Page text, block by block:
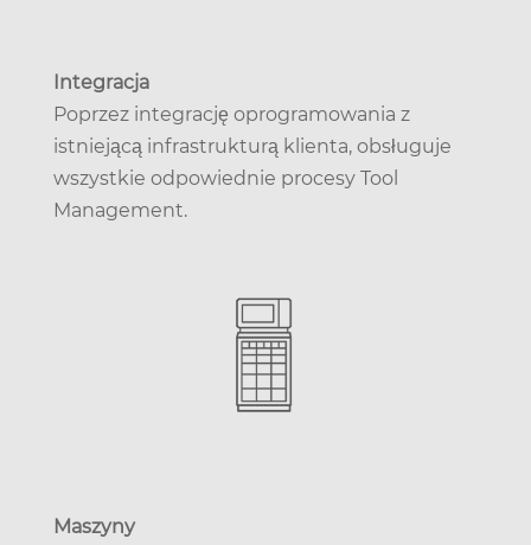
Integracja
Poprzez integrację oprogramowania z
istniejącą infrastrukturą klienta, obsługuje
wszystkie odpowiednie procesy Tool
Management.
Maszyny